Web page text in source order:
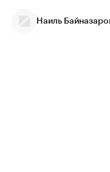
Наиль